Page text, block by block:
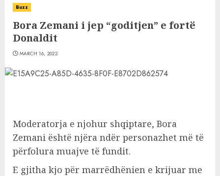
Buzz
Bora Zemani i jep “goditjen” e fortë
Donaldit
MARCH 16, 2022
Moderatorja e njohur shqiptare, Bora
Zemani është njëra ndër personazhet më të
përfolura muajve të fundit.
E gjitha kjo për marrëdhënien e krijuar me